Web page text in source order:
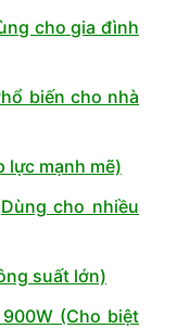
cho gia đình
biến cho nhà
lực mạnh mẽ)
cho nhiều
suất lớn)
(Cho biệt